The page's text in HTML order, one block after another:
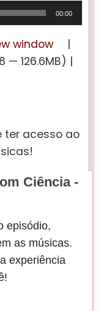
00:00
window
|
— 126.6MB) |
ter acesso ao
Ciência -
episódio,
as músicas.
experiência